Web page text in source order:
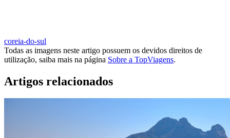
coreia-do-sul
Todas as imagens neste artigo possuem os devidos direitos de
utilização, saiba mais na página Sobre a TopViagens.
Artigos relacionados